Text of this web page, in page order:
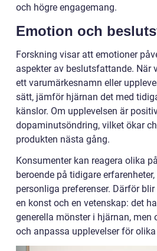
och högre engagemang.
Emotion och
Forskning visar att emotioner
aspekter av beslutsfattande. När
ett varumärkesnamn eller
sätt, jämför hjärnan det med
känslor. Om upplevelsen är
dopaminutsöndring, vilket ökar
produkten nästa gång.
Konsumenter kan reagera olika
beroende på tidigare
personliga preferenser. Därför
en konst och en vetenskap: det
generella mönster i hjärnan, men
och anpassa upplevelser för